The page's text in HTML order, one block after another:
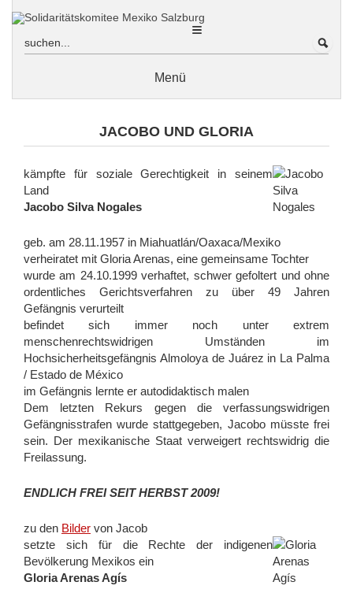
Menü
In Erinnerung an Ricardo Loewe: Nachruf von Erich Hackl
In Erinnerung an Ricardo Loewe: Nachruf des
Solidaritätskomitees Mexiko Salzburg von Edith Hanel
En memoria de Ricardo Loewe: Obituario del Comité de
Freiheit für politische Gefangene
Jorge Mario González García
Postkartenaktion für Mario
Jacobo und Gloria
Acapulco / Guerrero
Boletín De Prensa
Boletín Informativo
Gloria Arenas Agís
Mensaje de Gloria y Jacobo
Nota de La Jornada
Rechtliche Situation
Termine
JACOBO UND GLORIA
kämpfte für soziale Gerechtigkeit in seinem
Land
Jacobo Silva Nogales
geb. am 28.11.1957 in Miahuatlán/Oaxaca/Mexiko
verheiratet mit Gloria Arenas, eine gemeinsame Tochter
wurde am 24.10.1999 verhaftet, schwer gefoltert und ohne
ordentliches Gerichtsverfahren zu über 49 Jahren
Gefängnis verurteilt
befindet sich immer noch unter extrem
menschenrechtswidrigen Umständen im
Hochsicherheitsgefängnis Almoloya de Juárez in La Palma
/ Estado de México
im Gefängnis lernte er autodidaktisch malen
Dem letzten Rekurs gegen die verfassungswidrigen
Gefängnisstrafen wurde stattgegeben, Jacobo müsste frei
sein. Der mexikanische Staat verweigert rechtswidrig die
Freilassung.
ENDLICH FREI SEIT HERBST 2009!
zu den Bilder von Jacob
setzte sich für die Rechte der indigenen
Bevölkerung Mexikos ein
Gloria Arenas Agís